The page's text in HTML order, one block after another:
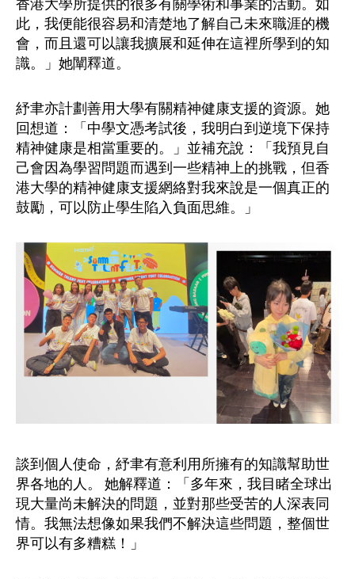
香港大學所提供的很多有關學術和事業的活動。如
此，我便能很容易和清楚地了解自己未來職涯的機
會，而且還可以讓我擴展和延伸在這裡所學到的知
識。」她闡釋道。
紓聿亦計劃善用大學有關精神健康支援的資源。她
回想道：「中學文憑考試後，我明白到逆境下保持
精神健康是相當重要的。」並補充說：「我預見自
己會因為學習問題而遇到一些精神上的挑戰，但香
港大學的精神健康支援網絡對我來說是一個真正的
鼓勵，可以防止學生陷入負面思維。」
談到個人使命，紓聿有意利用所擁有的知識幫助世
界各地的人。 她解釋道：「多年來，我目睹全球出
現大量尚未解決的問題，並對那些受苦的人深表同
情。我無法想像如果我們不解決這些問題，整個世
界可以有多糟糕！」